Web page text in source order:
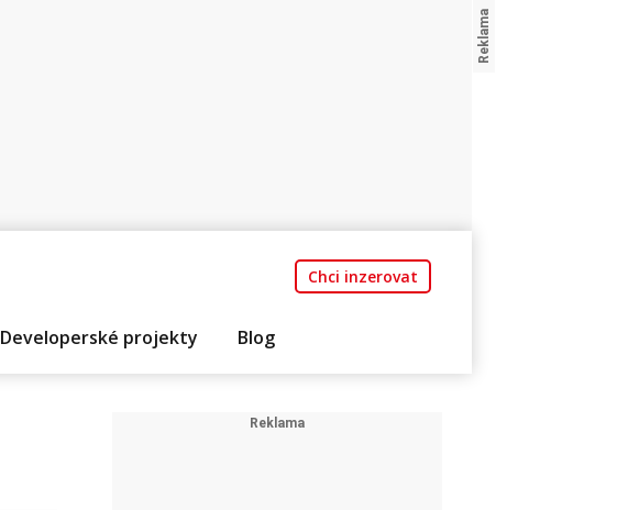
Chci inzerovat
Developerské projekty Blog